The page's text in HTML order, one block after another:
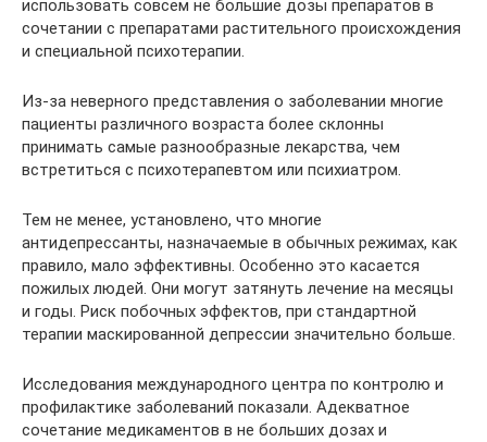
использовать совсем не большие дозы препаратов в
сочетании с препаратами растительного происхождения
и специальной психотерапии.
Из-за неверного представления о заболевании многие
пациенты различного возраста более склонны
принимать самые разнообразные лекарства, чем
встретиться с психотерапевтом или психиатром.
Тем не менее, установлено, что многие
антидепрессанты, назначаемые в обычных режимах, как
правило, мало эффективны. Особенно это касается
пожилых людей. Они могут затянуть лечение на месяцы
и годы. Риск побочных эффектов, при стандартной
терапии маскированной депрессии значительно больше.
Исследования международного центра по контролю и
профилактике заболеваний показали. Адекватное
сочетание медикаментов в не больших дозах и